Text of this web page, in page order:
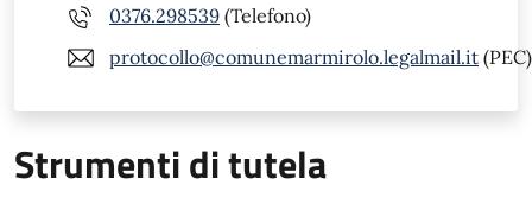
0376.298539 (Telefono)
protocollo@comunemarmirolo.legalmail.it (PEC)
Strumenti di tutela